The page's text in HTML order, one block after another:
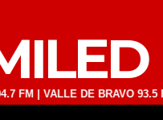
VALLE DE BRAVO 93.5 FM |